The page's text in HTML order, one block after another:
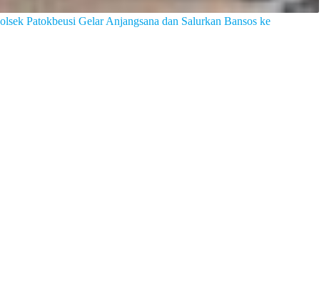
Patokbeusi Gelar Anjangsana dan Salurkan Bansos ke